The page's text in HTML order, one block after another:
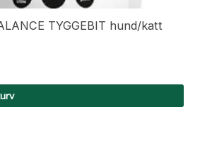
TYGGEBIT hund/katt